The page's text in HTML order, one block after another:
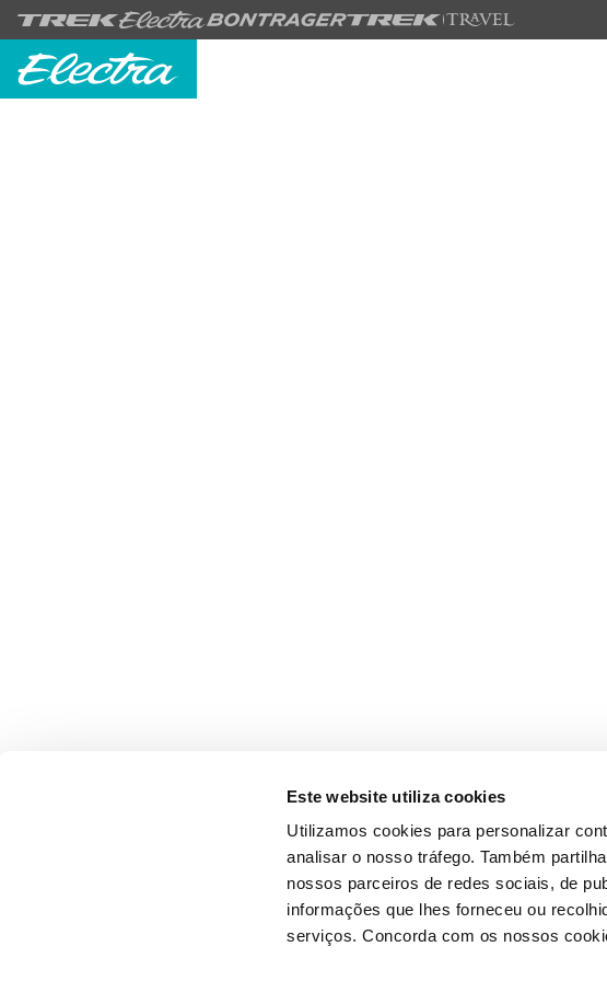
Este website utiliza cookies
Utilizamos cookies para personalizar
analisar o nosso tráfego. Também
nossos parceiros de redes sociais, de
informações que lhes forneceu ou
serviços. Concorda com os nossos